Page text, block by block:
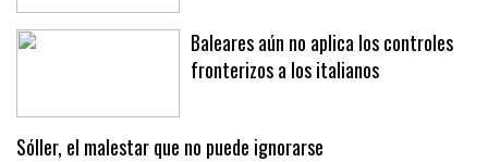
Baleares aún no aplica los controles
fronterizos a los italianos
Sóller, el malestar que no puede ignorarse